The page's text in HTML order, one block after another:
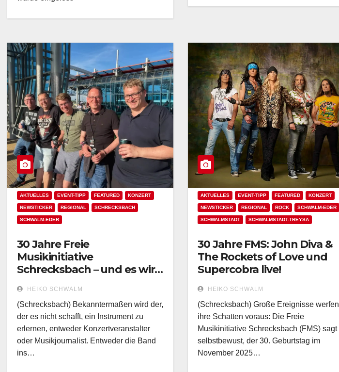
AKTUELLES EVENT-TIPP FEATURED KONZERT
NEWSTICKER REGIONAL SCHRECKSBACH
SCHWALM-EDER
30 Jahre Freie
Musikinitiative
Schrecksbach – und es wird
HEIKO SCHWALM
(Schrecksbach) Bekanntermaßen wird der,
der es nicht schafft, ein Instrument zu
erlernen, entweder Konzertveranstalter
oder Musikjournalist. Entweder die Band
ins…
AKTUELLES EVENT-TIPP FEATURED KONZERT
NEWSTICKER REGIONAL ROCK SCHWALM-EDER
SCHWALMSTADT SCHWALMSTADT-TREYSA
30 Jahre FMS: John Diva &
The Rockets of Love und
Supercobra live!
HEIKO SCHWALM
(Schrecksbach) Große Ereignisse werfen
ihre Schatten voraus: Die Freie
Musikinitiative Schrecksbach (FMS) sagt
selbstbewust, der 30. Geburtstag im
November 2025…